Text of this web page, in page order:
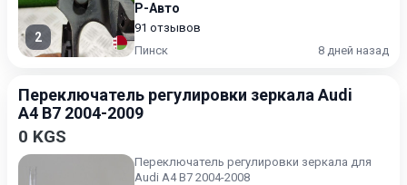
2
Р-Авто
91 отзывов
Пинск
8 дней назад
Переключатель регулировки зеркала Audi
A4 B7 2004-2009
0 KGS
Переключатель регулировки зеркала для
Audi A4 B7 2004-2008